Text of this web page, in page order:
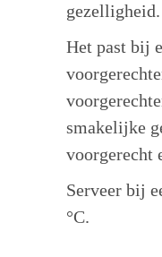
gezelligheid.
Het past bij
smakelijke
voorgerecht
Serveer bij
°C.